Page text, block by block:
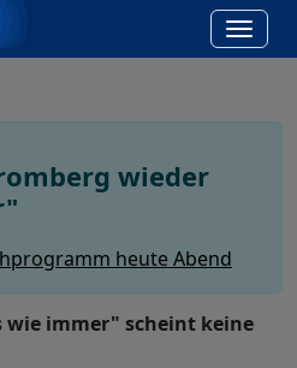
wieder
heute Abend
wie immer" scheint keine